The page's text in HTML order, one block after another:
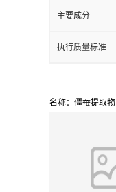
主要成分
执行质量标准
名称：僵蚕提取物